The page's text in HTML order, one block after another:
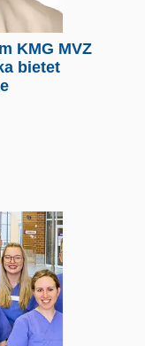
KMG MVZ
bietet